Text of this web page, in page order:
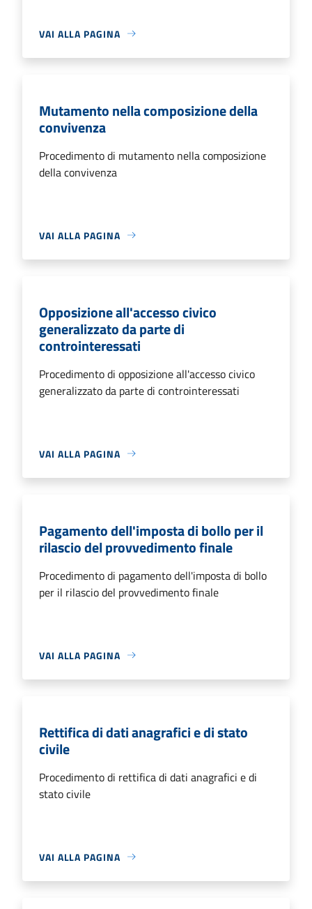
VAI ALLA PAGINA
Mutamento nella composizione della
convivenza
Procedimento di mutamento nella composizione
della convivenza
VAI ALLA PAGINA
Opposizione all'accesso civico
generalizzato da parte di
controinteressati
Procedimento di opposizione all'accesso civico
generalizzato da parte di controinteressati
VAI ALLA PAGINA
Pagamento dell'imposta di bollo per il
rilascio del provvedimento finale
Procedimento di pagamento dell'imposta di bollo
per il rilascio del provvedimento finale
VAI ALLA PAGINA
Rettifica di dati anagrafici e di stato
civile
Procedimento di rettifica di dati anagrafici e di
stato civile
VAI ALLA PAGINA